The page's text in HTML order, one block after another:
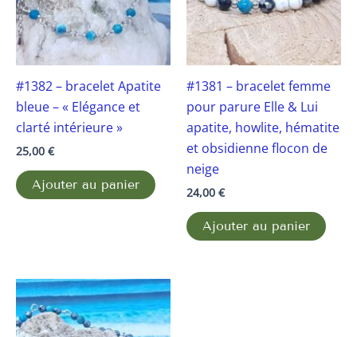
#1382 – bracelet Apatite
bleue – « Elégance et
clarté intérieure »
25,00 €
Ajouter au panier
#1381 – bracelet femme
pour parure Elle & Lui
apatite, howlite, hématite
et obsidienne flocon de
neige
24,00 €
Ajouter au panier